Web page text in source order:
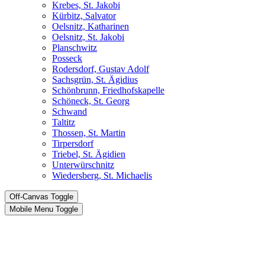
Krebes, St. Jakobi
Kürbitz, Salvator
Oelsnitz, Katharinen
Oelsnitz, St. Jakobi
Planschwitz
Posseck
Rodersdorf, Gustav Adolf
Sachsgrün, St. Ägidius
Schönbrunn, Friedhofskapelle
Schöneck, St. Georg
Schwand
Taltitz
Thossen, St. Martin
Tirpersdorf
Triebel, St. Ägidien
Unterwürschnitz
Wiedersberg, St. Michaelis
Off-Canvas Toggle
Mobile Menu Toggle